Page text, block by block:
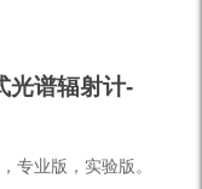
光谱辐射计-
专业版，实验版。